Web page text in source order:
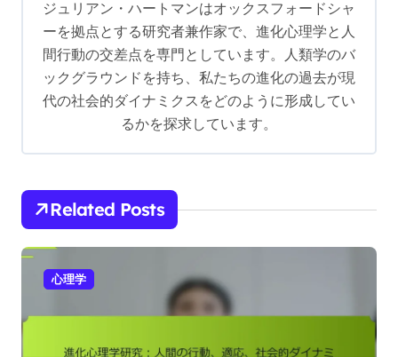
n
ジュリアン・ハートマンはオックスフォードシャ
ーを拠点とする研究者兼作家で、進化心理学と人
間行動の交差点を専門としています。人類学のバ
ックグラウンドを持ち、私たちの進化の過去が現
代の社会的ダイナミクスをどのように形成してい
るかを探求しています。
Related Posts
心理学